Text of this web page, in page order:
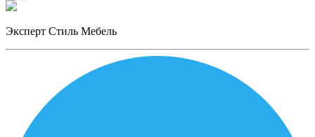
Эксперт Стиль Мебель